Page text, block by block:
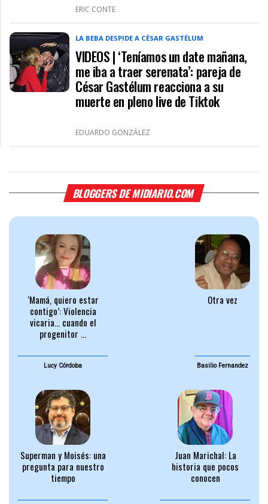
ERIC CONTE
LA BEBA DESPIDE A CÉSAR GASTÉLUM
VIDEOS | ‘Teníamos un date mañana,
me iba a traer serenata’: pareja de
César Gastélum reacciona a su
muerte en pleno live de Tiktok
EDUARDO GONZÁLEZ
BLOGGERS DE MIDIARIO.COM
‘Mamá, quiero estar
contigo’: Violencia
vicaria… cuando el
progenitor ...
Lucy Córdoba
Otra vez
Basilio Fernandez
Superman y Moisés: una
pregunta para nuestro
tiempo
Juan Marichal: La
historia que pocos
conocen